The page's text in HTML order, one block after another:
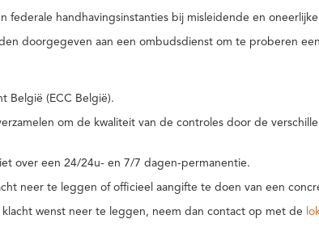
handhavingsinstanties bij misleidende en
doorgegeven aan een ombudsdienst om te proberen
België (ECC België).
om de kwaliteit van de controles door de
over een 24/24u- en 7/7 dagen-permanentie.
neer te leggen of officieel aangifte te doen van een
wenst neer te leggen, neem dan contact op met de